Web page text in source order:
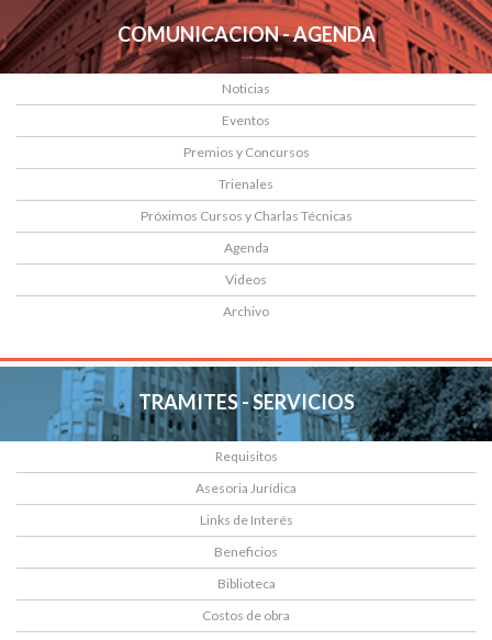
COMUNICACION - AGENDA
Noticias
Eventos
Premios y Concursos
Trienales
Próximos Cursos y Charlas Técnicas
Agenda
Videos
Archivo
TRAMITES - SERVICIOS
Requisitos
Asesoria Jurídica
Links de Interés
Beneficios
Biblioteca
Costos de obra